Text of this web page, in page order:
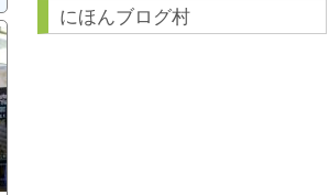
にほんブログ村